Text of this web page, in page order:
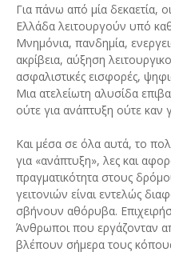
Για πάνω από μία δεκαετία,
Ελλάδα λειτουργούν υπό
Μνημόνια, πανδημία,
ακρίβεια, αύξηση
ασφαλιστικές εισφορές,
Μια ατελείωτη αλυσίδα
ούτε για ανάπτυξη ούτε καν
Και μέσα σε όλα αυτά, το
για «ανάπτυξη», λες και
πραγματικότητα στους
γειτονιών είναι εντελώς
σβήνουν αθόρυβα.
Άνθρωποι που εργάζονταν
βλέπουν σήμερα τους